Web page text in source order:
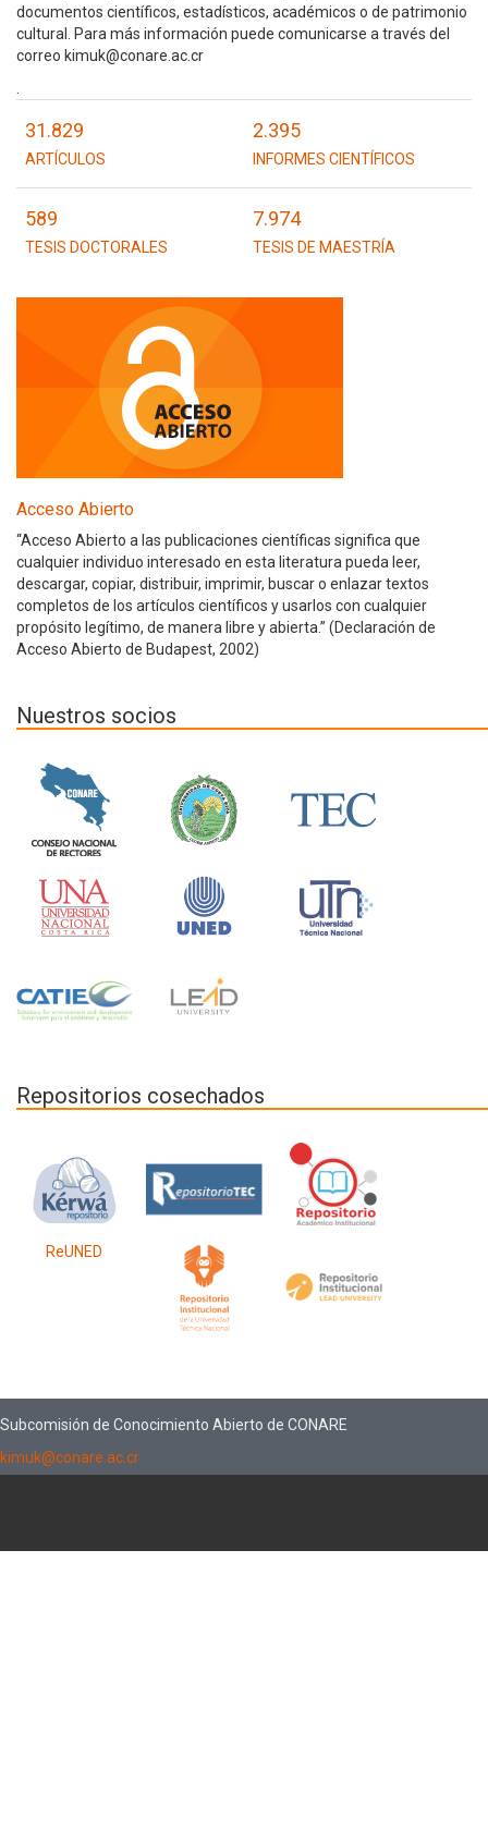
documentos científicos, estadísticos, académicos o de patrimonio
cultural. Para más información puede comunicarse a través del
correo kimuk@conare.ac.cr
31.829
ARTÍCULOS
2.395
INFORMES CIENTÍFICOS
589
TESIS DOCTORALES
7.974
TESIS DE MAESTRÍA
Acceso Abierto
“Acceso Abierto a las publicaciones científicas significa que
cualquier individuo interesado en esta literatura pueda leer,
descargar, copiar, distribuir, imprimir, buscar o enlazar textos
completos de los artículos científicos y usarlos con cualquier
propósito legítimo, de manera libre y abierta.” (Declaración de
Acceso Abierto de Budapest, 2002)
Nuestros socios
Repositorios cosechados
ReUNED
Subcomisión de Conocimiento Abierto de CONARE
kimuk@conare.ac.cr